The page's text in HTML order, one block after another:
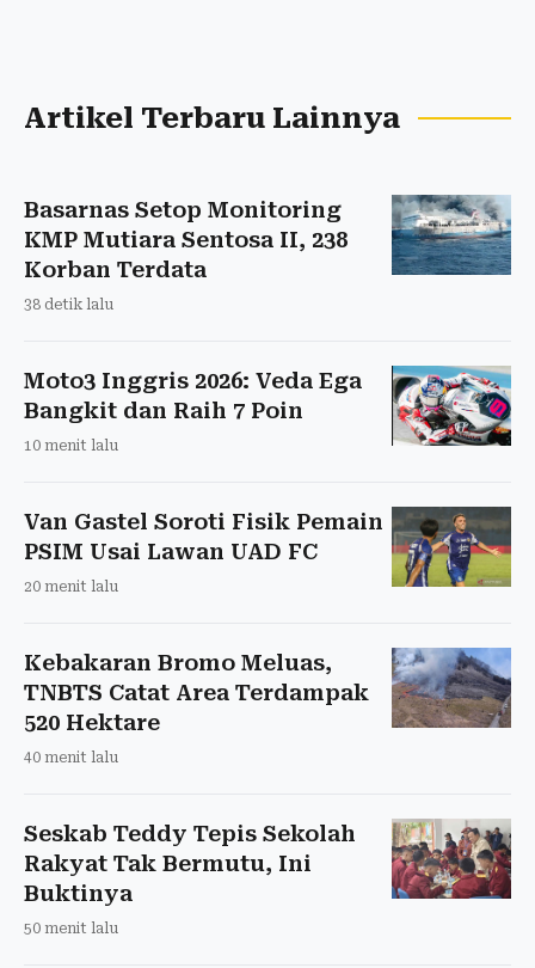
Artikel Terbaru Lainnya
Basarnas Setop Monitoring
KMP Mutiara Sentosa II, 238
Korban Terdata
38 detik lalu
Moto3 Inggris 2026: Veda Ega
Bangkit dan Raih 7 Poin
10 menit lalu
Van Gastel Soroti Fisik Pemain
PSIM Usai Lawan UAD FC
20 menit lalu
Kebakaran Bromo Meluas,
TNBTS Catat Area Terdampak
520 Hektare
40 menit lalu
Seskab Teddy Tepis Sekolah
Rakyat Tak Bermutu, Ini
Buktinya
50 menit lalu